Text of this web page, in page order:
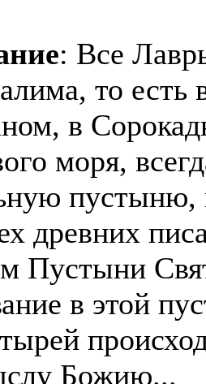
: Все
то есть
в
моря,
пустыню,
древних
Пустыни
в этой
Божию...